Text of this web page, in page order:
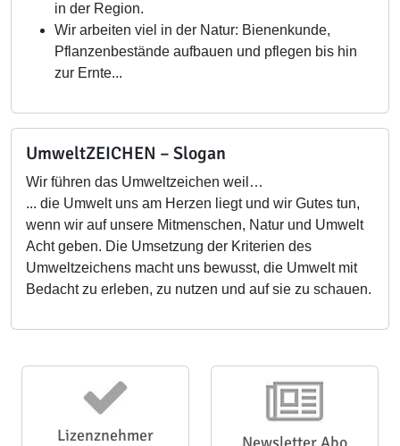
in der Region.
Wir arbeiten viel in der Natur: Bienenkunde,
Pflanzenbestände aufbauen und pflegen bis hin
zur Ernte...
UmweltZEICHEN – Slogan
Wir führen das Umweltzeichen weil…
... die Umwelt uns am Herzen liegt und wir Gutes tun,
wenn wir auf unsere Mitmenschen, Natur und Umwelt
Acht geben. Die Umsetzung der Kriterien des
Umweltzeichens macht uns bewusst, die Umwelt mit
Bedacht zu erleben, zu nutzen und auf sie zu schauen.
Lizenznehmer